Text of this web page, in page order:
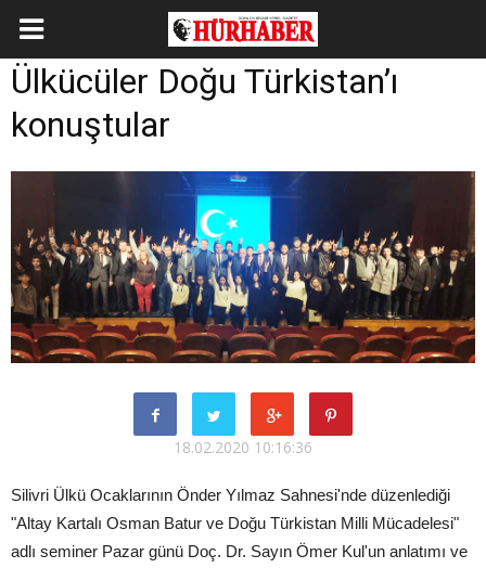
Ülkücüler Doğu Türkistan’ı
konuştular
18.02.2020 10:16:36
Silivri Ülkü Ocaklarının Önder Yılmaz Sahnesi'nde düzenlediği
"Altay Kartalı Osman Batur ve Doğu Türkistan Milli Mücadelesi"
adlı seminer Pazar günü Doç. Dr. Sayın Ömer Kul'un anlatımı ve